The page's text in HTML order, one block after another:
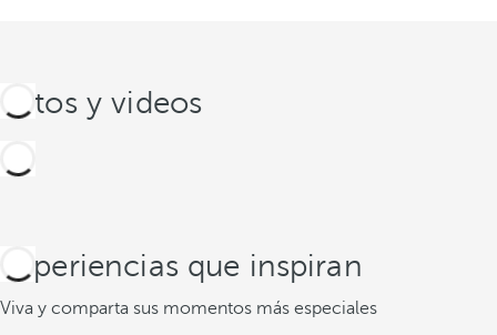
Fotos y videos
Experiencias que inspiran
Viva y comparta sus momentos más especiales